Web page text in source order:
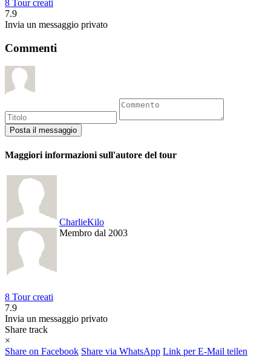
8 Tour creati
7.9
Invia un messaggio privato
Commenti
Maggiori informazioni sull'autore del tour
CharlieKilo
Membro dal 2003
8 Tour creati
7.9
Invia un messaggio privato
Share track
×
Share on Facebook Share via WhatsApp Link per E-Mail teilen